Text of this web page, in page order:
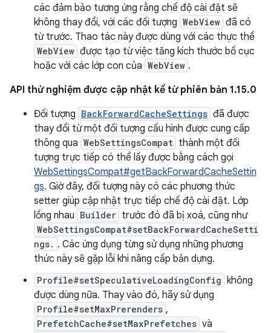
các đảm bảo tương ứng rằng chế độ cài đặt sẽ
không thay đổi, với các đối tượng WebView đã có
từ trước. Thao tác này được dùng với các thực thể
WebView được tạo từ việc tăng kích thước bố cục
hoặc với các lớp con của WebView .
API thử nghiệm được cập nhật kể từ phiên bản 1.15.0
Đối tượng BackForwardCacheSettings đã được
thay đổi từ một đối tượng cấu hình được cung cấp
thông qua WebSettingsCompat thành một đối
tượng trực tiếp có thể lấy được bằng cách gọi
WebSettingsCompat#getBackForwardCacheSettin
gs. Giờ đây, đối tượng này có các phương thức
setter giúp cập nhật trực tiếp chế độ cài đặt. Lớp
lồng nhau Builder trước đó đã bị xoá, cũng như
WebSettingsCompat#setBackForwardCacheSetti
ngs. . Các ứng dụng từng sử dụng những phương
thức này sẽ gặp lỗi khi nâng cấp bản dựng.
Profile#setSpeculativeLoadingConfig không
được dùng nữa. Thay vào đó, hãy sử dụng
Profile#setMaxPrerenders ,
PrefetchCache#setMaxPrefetches và